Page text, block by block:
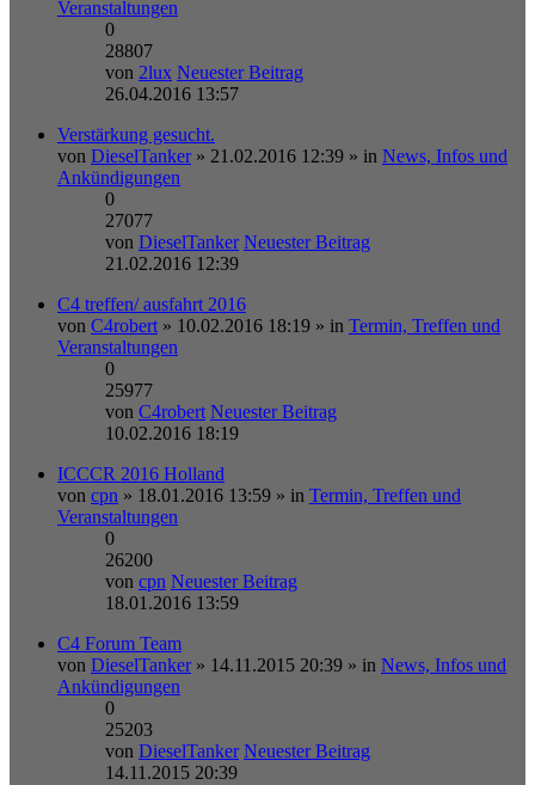
Veranstaltungen
0
28807
von 2lux Neuester Beitrag
26.04.2016 13:57
Verstärkung gesucht.
von DieselTanker » 21.02.2016 12:39 » in News, Infos und
Ankündigungen
0
27077
von DieselTanker Neuester Beitrag
21.02.2016 12:39
C4 treffen/ ausfahrt 2016
von C4robert» 10.02.2016 18:19 » in Termin, Treffen und
Veranstaltungen
0
25977
von C4robert Neuester Beitrag
10.02.2016 18:19
ICCCR 2016 Holland
von cpn » 18.01.2016 13:59 » in Termin, Treffen und
Veranstaltungen
0
26200
von cpn Neuester Beitrag
18.01.2016 13:59
C4 Forum Team
von DieselTanker » 14.11.2015 20:39 » in News, Infos und
Ankündigungen
0
25203
von DieselTanker Neuester Beitrag
14.11.2015 20:39